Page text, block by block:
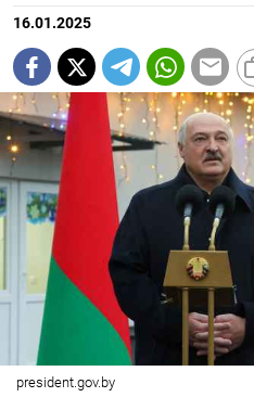
16.01.2025
president.gov.by